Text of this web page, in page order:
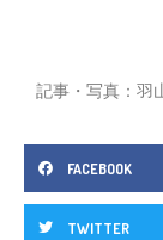
記事・写真：羽
FACEBOOK
TWITTER